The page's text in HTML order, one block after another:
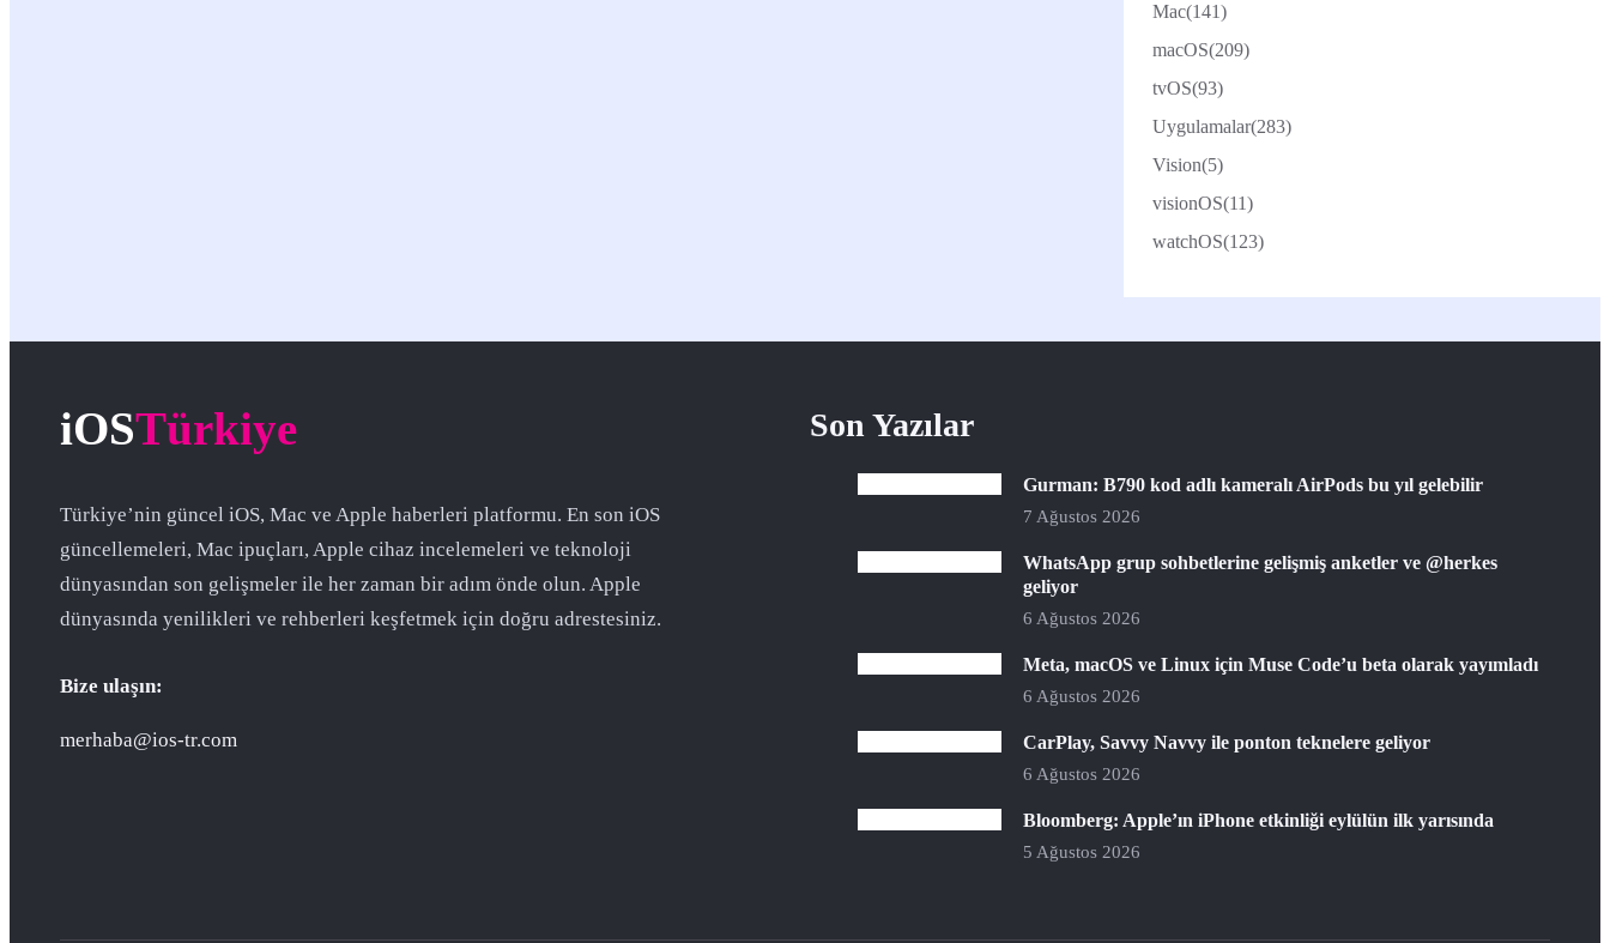
Mac(141)
macOS(209)
tvOS(93)
Uygulamalar(283)
Vision(5)
visionOS(11)
watchOS(123)
iOSTürkiye
Türkiye’nin güncel iOS, Mac ve Apple haberleri platformu. En son iOS
güncellemeleri, Mac ipuçları, Apple cihaz incelemeleri ve teknoloji
dünyasından son gelişmeler ile her zaman bir adım önde olun. Apple
dünyasında yenilikleri ve rehberleri keşfetmek için doğru adrestesiniz.
Bize ulaşın:
merhaba@ios-tr.com
Son Yazılar
Gurman: B790 kod adlı kameralı AirPods bu yıl gelebilir
7 Ağustos 2026
WhatsApp grup sohbetlerine gelişmiş anketler ve @herkes
geliyor
6 Ağustos 2026
Meta, macOS ve Linux için Muse Code’u beta olarak yayımladı
6 Ağustos 2026
CarPlay, Savvy Navvy ile ponton teknelere geliyor
6 Ağustos 2026
Bloomberg: Apple’ın iPhone etkinliği eylülün ilk yarısında
5 Ağustos 2026